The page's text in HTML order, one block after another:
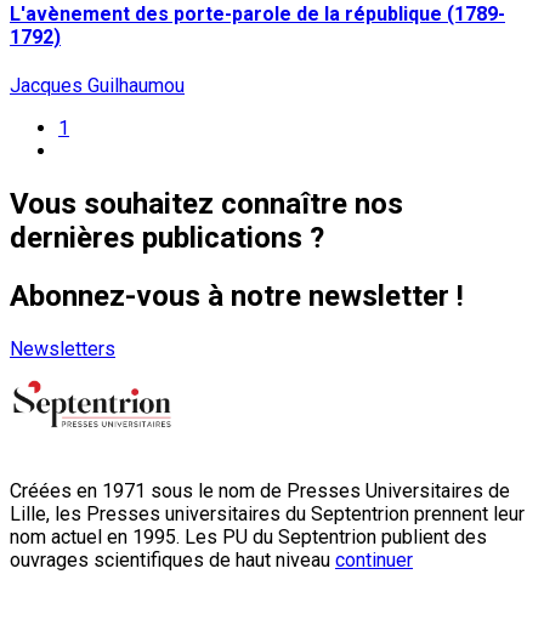
L'avènement des porte-parole de la république (1789-
1792)
Jacques Guilhaumou
1
Vous souhaitez connaître nos
dernières publications ?
Abonnez-vous à notre newsletter !
Newsletters
Créées en 1971 sous le nom de Presses Universitaires de
Lille, les Presses universitaires du Septentrion prennent leur
nom actuel en 1995. Les PU du Septentrion publient des
ouvrages scientifiques de haut niveau continuer